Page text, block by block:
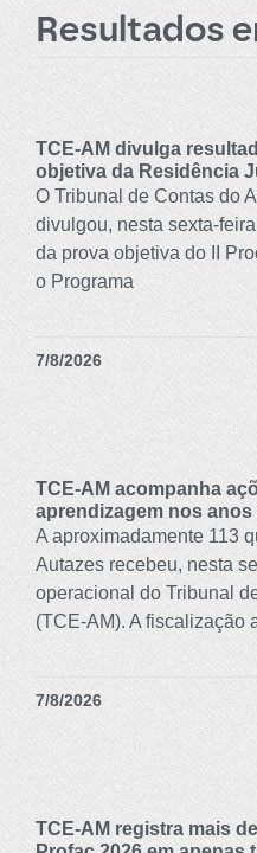
Resultados
TCE-AM divulga
objetiva da Residência
O Tribunal de Contas do
divulgou, nesta sexta-
da prova objetiva do II
o Programa
7/8/2026
TCE-AM acompanha
aprendizagem nos
A aproximadamente 113
Autazes recebeu, nesta
operacional do Tribunal
(TCE-AM). A fiscalização
7/8/2026
TCE-AM registra mais